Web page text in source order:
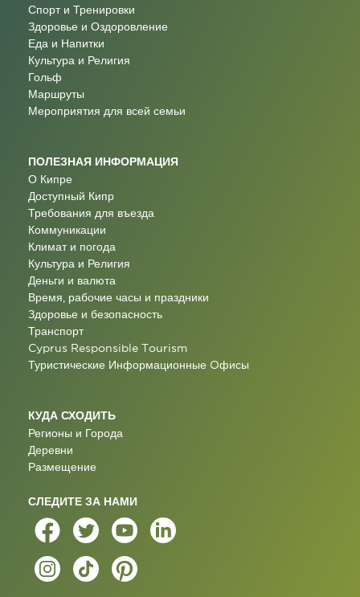
Спорт и Тренировки
Здоровье и Оздоровление
Еда и Напитки
Культура и Религия
Гольф
Маршруты
Мероприятия для всей семьи
ПОЛЕЗНАЯ ИНФОРМАЦИЯ
О Кипре
Доступный Кипр
Требования для въезда
Коммуникации
Климат и погода
Культура и Религия
Деньги и валюта
Время, рабочие часы и праздники
Здоровье и безопасность
Транспорт
Cyprus Responsible Tourism
Туристические Информационные Oфисы
КУДА СХОДИТЬ
Регионы и Города
Деревни
Размещение
СЛЕДИТЕ ЗА НАМИ